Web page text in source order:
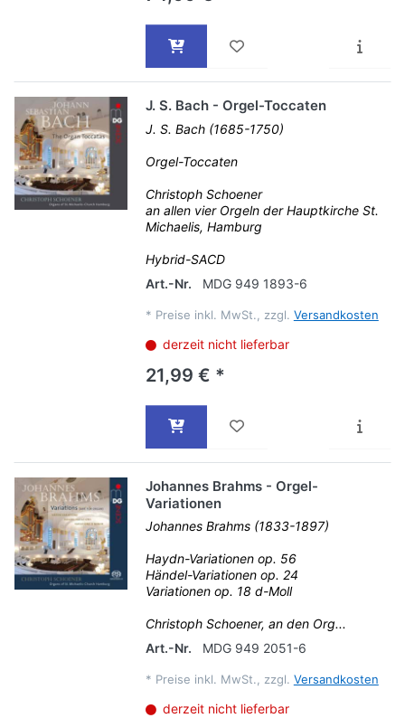
J. S. Bach - Orgel-Toccaten
J. S. Bach (1685-1750)
Orgel-Toccaten
Christoph Schoener
an allen vier Orgeln der Hauptkirche St.
Michaelis, Hamburg
Hybrid-SACD
Art.-Nr.
MDG 949 1893-6
* Preise inkl. MwSt., zzgl. Versandkosten
derzeit nicht lieferbar
21,99 € *
Johannes Brahms - Orgel-
Variationen
Johannes Brahms (1833-1897)
Haydn-Variationen op. 56
Händel-Variationen op. 24
Variationen op. 18 d-Moll
Christoph Schoener, an den Org...
Art.-Nr.
MDG 949 2051-6
* Preise inkl. MwSt., zzgl. Versandkosten
derzeit nicht lieferbar